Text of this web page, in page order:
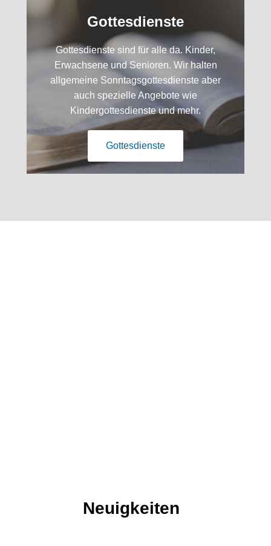
Gottesdienste
Gottesdienste sind für alle da. Kinder,
Erwachsene und Senioren. Wir halten
allgemeine Sonntagsgottesdienste aber
auch spezielle Angebote wie
Kindergottesdienste und mehr.
Gottesdienste
Neuigkeiten